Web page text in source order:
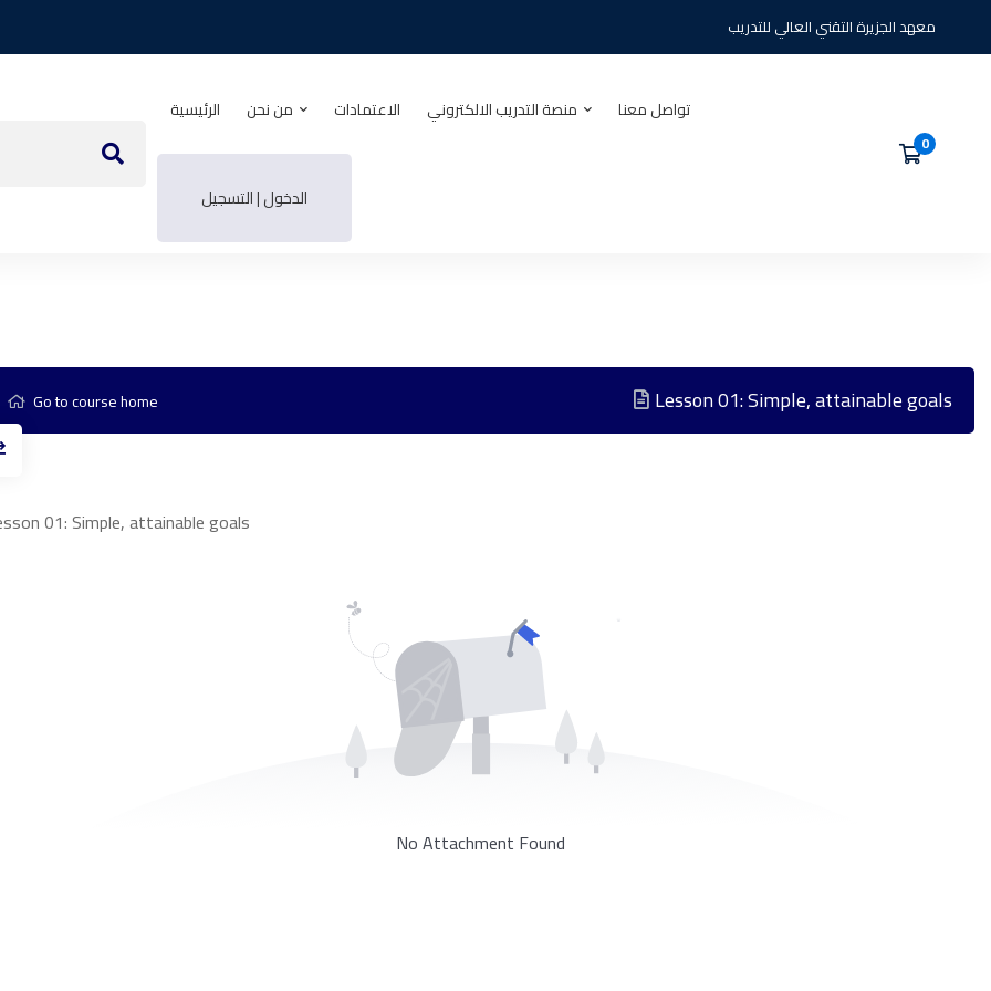
معهد الجزيرة التقني العالي للتدريب
الرئيسية من نحن الاعتمادات منصة التدريب الالكتروني تواصل معنا
الدخول | التسجيل
Go to course home Lesson 01: Simple, attainable goals
01: Simple, attainable goals
No Attachment Found